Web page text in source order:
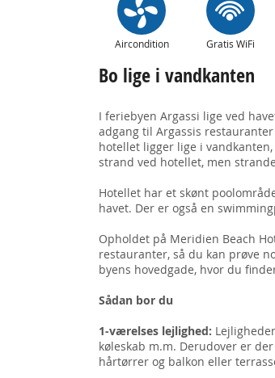
Aircondition Gratis WiFi
Bo lige i vandkanten
I feriebyen Argassi lige ved
adgang til Argassis
hotellet ligger lige i
strand ved hotellet, men
Hotellet har et skønt
havet. Der er også en
Opholdet på Meridien Beach
restauranter, så du kan prøve
byens hovedgade, hvor du
Sådan bor du
1-værelses lejlighed:
køleskab m.m. Derudover er
hårtørrer og balkon eller